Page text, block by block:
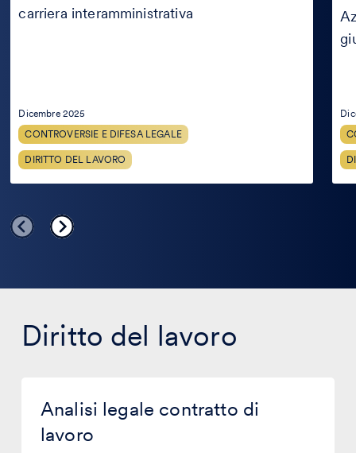
carriera interamministrativa
Dicembre 2025
CONTROVERSIE E DIFESA LEGALE
DIRITTO DEL LAVORO
Diritto del lavoro
Analisi legale contratto di
lavoro
legale
contratto
lavoro